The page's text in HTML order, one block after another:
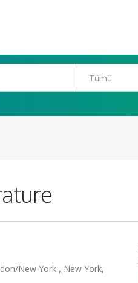
New York , New York,